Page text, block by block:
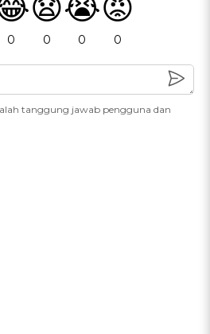
0 0 0 0
tanggung jawab pengguna dan